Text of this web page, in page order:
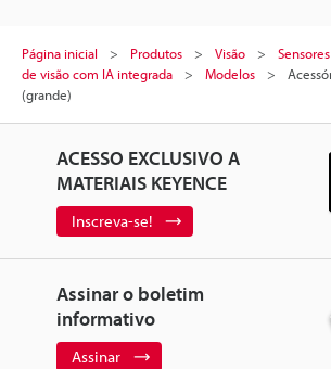
Página inicial Produtos Visão
de visão com IA integrada
Modelos
(grande)
ACESSO EXCLUSIVO A
MATERIAIS KEYENCE
Inscreva-se!
Assinar o boletim
informativo
Assinar